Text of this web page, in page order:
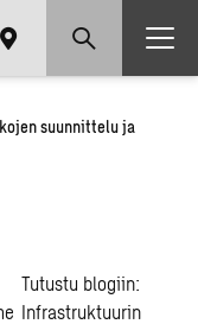
suunnittelu ja
Tutustu blogiin:
Infrastruktuurin